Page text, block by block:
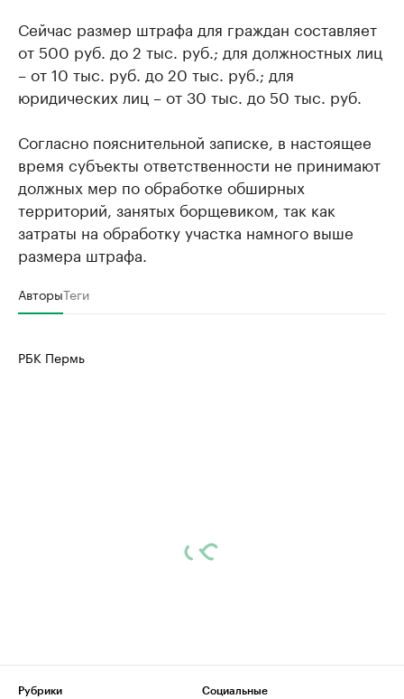
Сейчас размер штрафа для граждан составляет
от 500 руб. до 2 тыс. руб.; для должностных лиц
– от 10 тыс. руб. до 20 тыс. руб.; для
юридических лиц – от 30 тыс. до 50 тыс. руб.
Согласно пояснительной записке, в настоящее
время субъекты ответственности не принимают
должных мер по обработке обширных
территорий, занятых борщевиком, так как
затраты на обработку участка намного выше
размера штрафа.
АвторыТеги
РБК Пермь
Рубрики
Социальные